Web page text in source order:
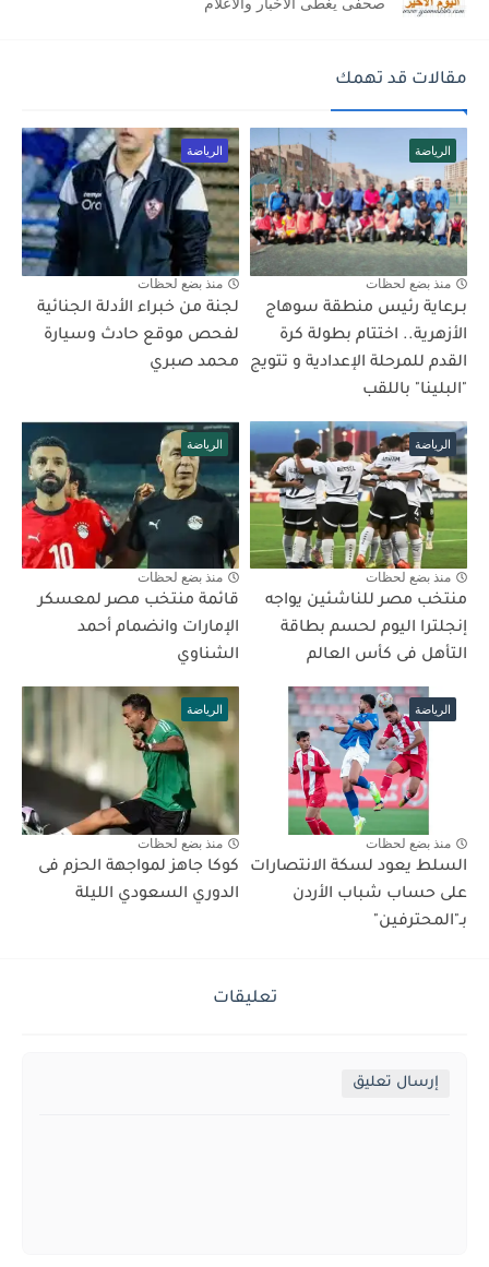
مقالات قد تهمك
الرياضة
منذ بضع لحظات
بـرعاية رئيس منطقة سوهاج
الأزهرية.. اختتام بطولة كرة
القدم للمرحلة الإعدادية و تتويج
"البلينا" باللقب
الرياضة
منذ بضع لحظات
لجنة من خبراء الأدلة الجنائية
لفحص موقع حادث وسيارة
محمد صبري
الرياضة
منذ بضع لحظات
منتخب مصر للناشئين يواجه
إنجلترا اليوم لحسم بطاقة
التأهل فى كأس العالم
الرياضة
منذ بضع لحظات
قائمة منتخب مصر لمعسكر
الإمارات وانضمام أحمد
الشناوي
الرياضة
منذ بضع لحظات
السلط يعود لسكة الانتصارات
على حساب شباب الأردن
بـ"المحترفين"
الرياضة
منذ بضع لحظات
كوكا جاهز لمواجهة الحزم فى
الدوري السعودي الليلة
تعليقات
إرسال تعليق